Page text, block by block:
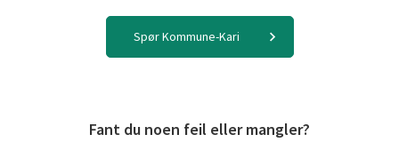
Spør Kommune-Kari
Fant du noen feil eller mangler?